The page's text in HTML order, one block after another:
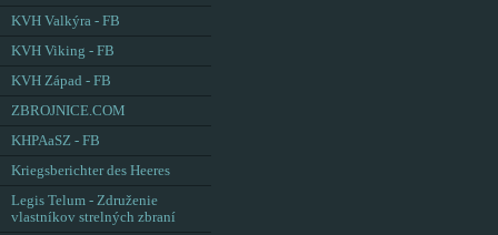
KVH Valkýra - FB
KVH Viking - FB
KVH Západ - FB
ZBROJNICE.COM
KHPAaSZ - FB
Kriegsberichter des Heeres
Legis Telum - Združenie
vlastníkov strelných zbraní